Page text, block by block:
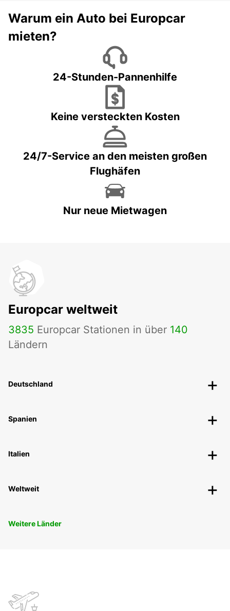
Warum ein Auto bei Europcar
mieten?
24-Stunden-Pannenhilfe
Keine versteckten Kosten
24/7-Service an den meisten großen
Flughäfen
Nur neue Mietwagen
Europcar weltweit
3835 Europcar Stationen in über 140
Ländern
Deutschland
Spanien
Italien
Weltweit
Weitere Länder